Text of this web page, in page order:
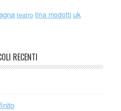
teatro tina modotti uk
RECENTI